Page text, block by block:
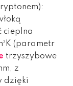
cieplna
(parametr
trzyszybowe
z
dzięki